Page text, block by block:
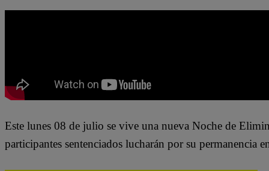
Este lunes 08 de julio se vive una nueva Noche de
participantes sentenciados lucharán por su permanencia